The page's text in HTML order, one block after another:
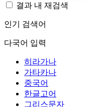
결과 내 재검색
인기 검색어
다국어 입력
히라가나
가타카나
중국어
한글고어
그리스문자